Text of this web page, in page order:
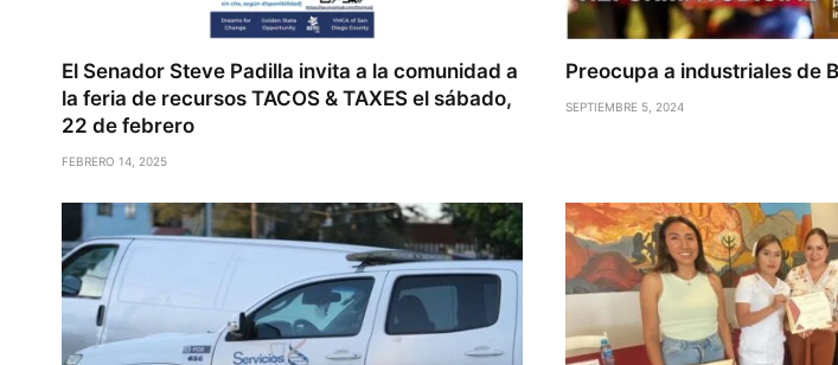
El Senador Steve Padilla invita a la comunidad a
la feria de recursos TACOS & TAXES el sábado,
22 de febrero
FEBRERO 14, 2025
Preocupa a industriales de
SEPTIEMBRE 5, 2024